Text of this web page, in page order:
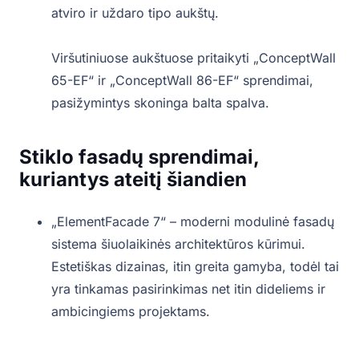
atviro ir uždaro tipo aukštų.
Viršutiniuose aukštuose pritaikyti „ConceptWall
65-EF“ ir „ConceptWall 86-EF“ sprendimai,
pasižymintys skoninga balta spalva.
Stiklo fasadų sprendimai,
kuriantys ateitį šiandien
„ElementFacade 7“ – moderni modulinė fasadų
sistema šiuolaikinės architektūros kūrimui.
Estetiškas dizainas, itin greita gamyba, todėl tai
yra tinkamas pasirinkimas net itin dideliems ir
ambicingiems projektams.